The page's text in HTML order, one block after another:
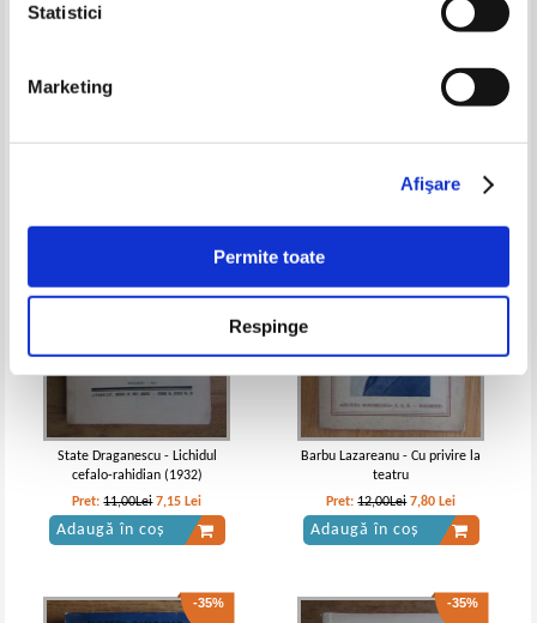
Statistici
Marketing
Afişare
Permite toate
Respinge
17,00Lei Lei
State Draganescu - Lichidul
cefalo-rahidian (1932)
Pret:11,00Lei 7,15 Lei
Adaugă în coș
Barbu Lazareanu - Cu privire la
teatru
Pret:12,00Lei 7,80 Lei
Adaugă în coș
-35% -35%